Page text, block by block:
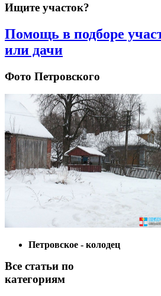
Ищите участок?
Помощь в подборе
или дачи
Фото Петровского
Петровское - колодец
Все статьи по
категориям